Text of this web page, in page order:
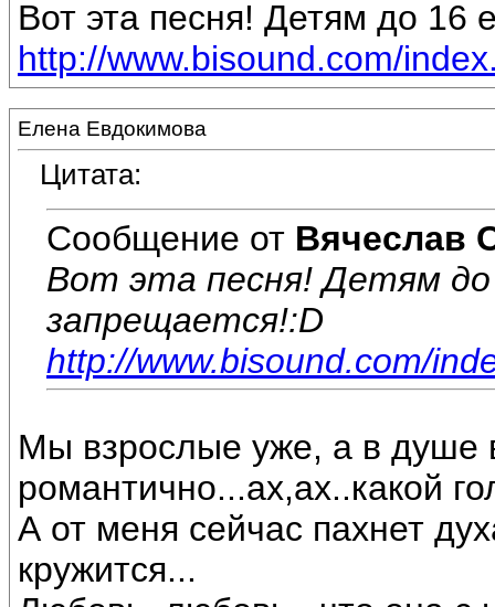
Вот эта песня! Детям до 16
http://www.bisound.com/
Елена Евдокимова
Цитата:
Сообщение от Вячеслав
Вот эта песня! Детям
запрещается!:D
http://www.bisound.com/
Мы взрослые уже, а в душе
романтично...ах,ах..какой
А от меня сейчас пахнет
кружится...